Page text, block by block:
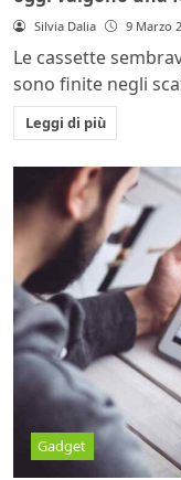
Silvia Dalia 9 Marzo
Le cassette
sono finite negli
Leggi di più
Gadget